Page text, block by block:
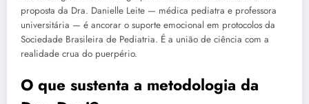
proposta da Dra. Danielle Leite — médica pediatra e professora
universitária — é ancorar o suporte emocional em protocolos da
Sociedade Brasileira de Pediatria. É a união de ciência com a
realidade crua do puerpério.
O que sustenta a metodologia da